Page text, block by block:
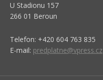
U Stadionu 157
266 01 Beroun
Telefon: +420 604 763 835
E-mail: predplatne@vpress.cz